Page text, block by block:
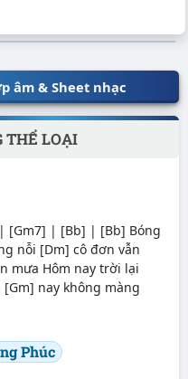
âm & Sheet nhạc
THỂ LOẠI
| [Bb] | [Bb] Bóng
nỗi [Dm] cô đơn vẫn
mưa Hôm nay trời lại
nay không màng
Phúc